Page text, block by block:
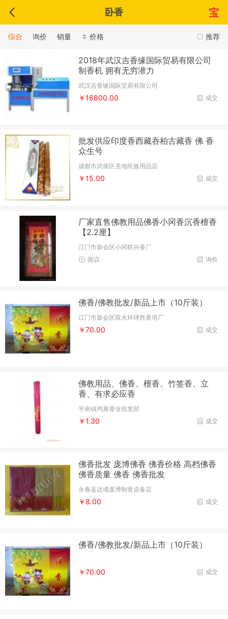
卧香
推荐
综合 询价 销量 价格
2018年武汉吉香缘国际贸易有限公司
制香机 拥有无穷潜力
武汉吉香缘国际贸易有限公司
成交
￥16800.00
批发供应印度香西藏吞柏古藏香 佛 香
众生号
成都市武侯区圣地民族用品店
成交
￥15.00
厂家直售佛教用品佛香小冈香沉香檀香
【2.2厘】
江门市新会区小冈联兴香厂
询价
面议
佛香/佛教批发/新品上市（10斤装）
江门市新会区双水环球胜香塔厂
成交
￥70.00
佛教用品、佛香、檀香、竹签香、立
香、有求必应香
平南镇鸿展香业批发部
成交
￥1.30
佛香批发 庞博佛香 佛香价格 高档佛香
佛香质量 佛香 佛香批发
永春县达埔庞博制香设备店
成交
￥8.00
佛香/佛教批发/新品上市（10斤装）
成交
￥70.00